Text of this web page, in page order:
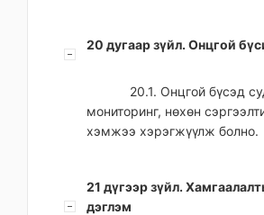
20 дугаар зүйл. Онцгой
20.1. Онцгой бүсэд
мониторинг, нөхөн
хэмжээ хэрэгжүүлж болно.
21 дүгээр зүйл.
дэглэм